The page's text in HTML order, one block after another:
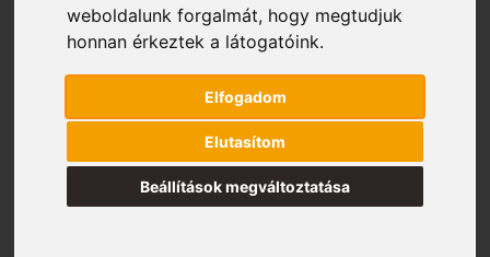
weboldalunk forgalmát, hogy megtudjuk
honnan érkeztek a látogatóink.
Elfogadom
Elutasítom
Beállítások megváltoztatása